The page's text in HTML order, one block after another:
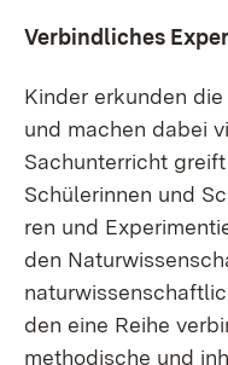
Ver­bind­li­ches
Kin­der er­kun­den
und ma­chen da­bei
Sach­un­ter­richt
Schü­le­rin­nen und
ren und
den
den ei­ne Rei­he
me­tho­di­sche und